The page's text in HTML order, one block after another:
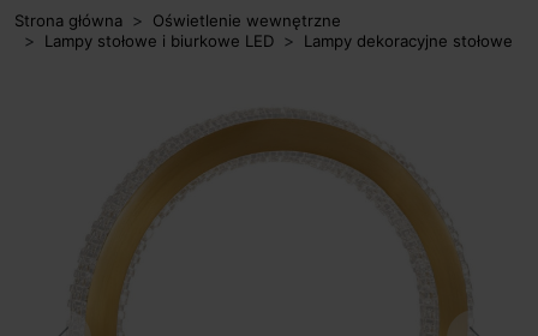
Strona główna
Oświetlenie wewnętrzne
Lampy stołowe i biurkowe LED
Lampy dekoracyjne stołowe